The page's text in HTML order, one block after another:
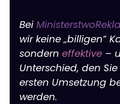
Bei
wir keine „billigen“
sondern effektive –
Unterschied, den
ersten Umsetzung
werden.